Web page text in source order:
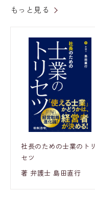
もっと見る
社長のための士業のトリ
セツ
著 弁護士 島田直行